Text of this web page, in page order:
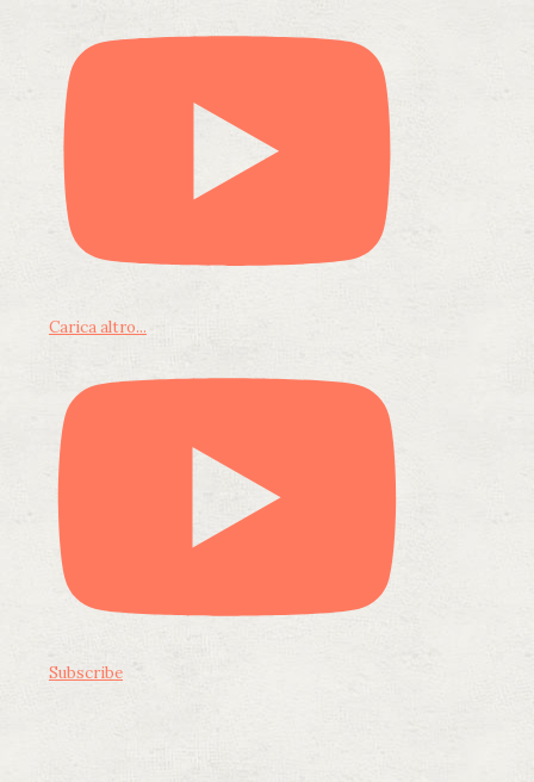
Carica altro...
Subscribe